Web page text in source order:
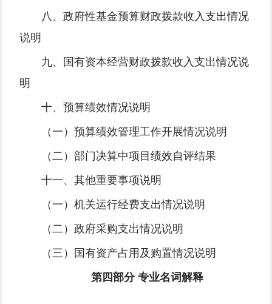
八、政府性基金预算财政拨款收入支出情况
说明
九、国有资本经营财政拨款收入支出情况说
明
十、预算绩效情况说明
（一）预算绩效管理工作开展情况说明
（二）部门决算中项目绩效自评结果
十一、其他重要事项说明
（一）机关运行经费支出情况说明
（二）政府采购支出情况说明
（三）国有资产占用及购置情况说明
第四部分 专业名词解释